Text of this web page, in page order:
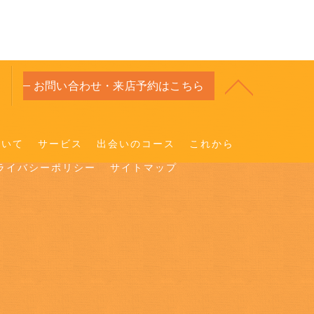
お問い合わせ・来店予約はこちら
て サービス 出会いのコース これから
イバシーポリシー サイトマップ